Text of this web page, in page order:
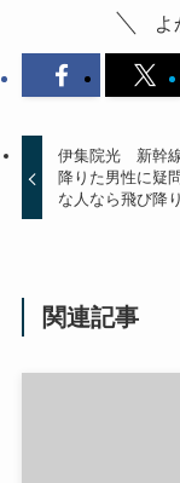
よ
伊集院光 新幹
降りた男性に疑
な人なら飛び降
関連記事